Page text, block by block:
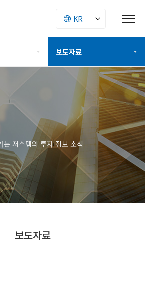
보도자료
재무정보
공시정보
주주구성
IR자료
저스템의 투자 정보 소식
보도자료